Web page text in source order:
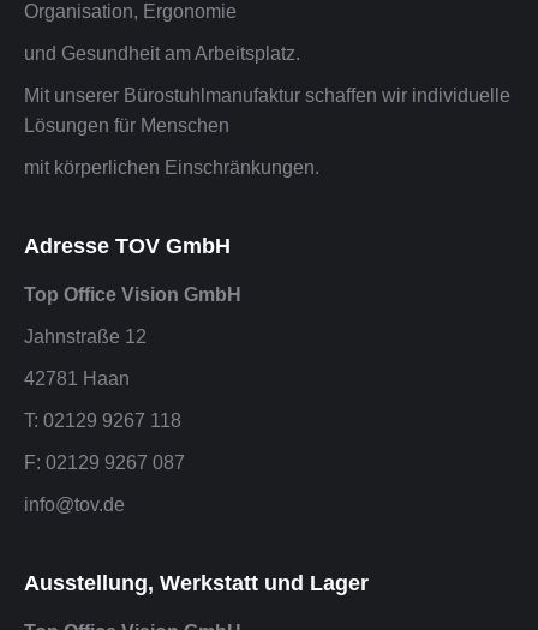
Organisation, Ergonomie
und Gesundheit am Arbeitsplatz.
Mit unserer Bürostuhlmanufaktur schaffen wir individuelle
Lösungen für Menschen
mit körperlichen Einschränkungen.
Adresse TOV GmbH
Top Office Vision GmbH
Jahnstraße 12
42781 Haan
T: 02129 9267 118
F: 02129 9267 087
info@tov.de
Ausstellung, Werkstatt und Lager